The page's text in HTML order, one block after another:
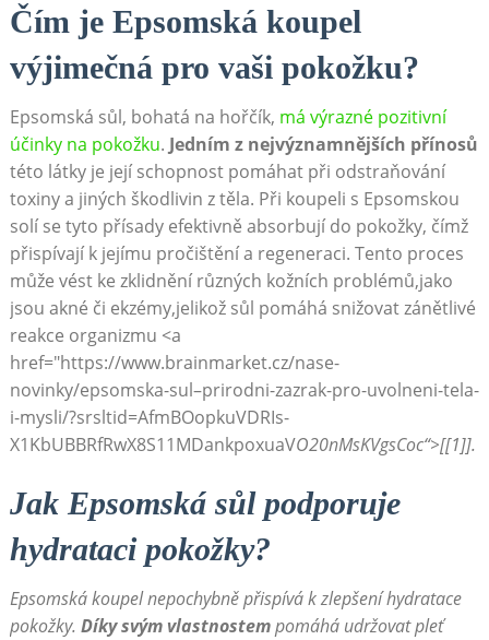
Čím je Epsomská koupel
výjimečná pro vaši pokožku?
Epsomská sůl, bohatá na hořčík, má výrazné pozitivní
účinky na pokožku. Jedním z nejvýznamnějších přínosů
této látky je její schopnost pomáhat při odstraňování
toxiny a jiných škodlivin z těla. Při koupeli s Epsomskou
solí se tyto přísady efektivně absorbují do pokožky, čímž
přispívají k jejímu pročištění a regeneraci. Tento proces
může vést ke zklidnění různých kožních problémů,jako
jsou akné či ekzémy,jelikož sůl pomáhá snižovat zánětlivé
reakce organizmu <a
href="https://www.brainmarket.cz/nase-
novinky/epsomska-sul–prirodni-zazrak-pro-uvolneni-tela-
i-mysli/?srsltid=AfmBOopkuVDRIs-
X1KbUBBRfRwX8S11MDankpoxuaVO20nMsKVgsCoc“>[[1]].
Jak Epsomská sůl podporuje
hydrataci pokožky?
Epsomská koupel nepochybně přispívá k zlepšení hydratace
pokožky. Díky svým vlastnostempomáhá udržovat pleť